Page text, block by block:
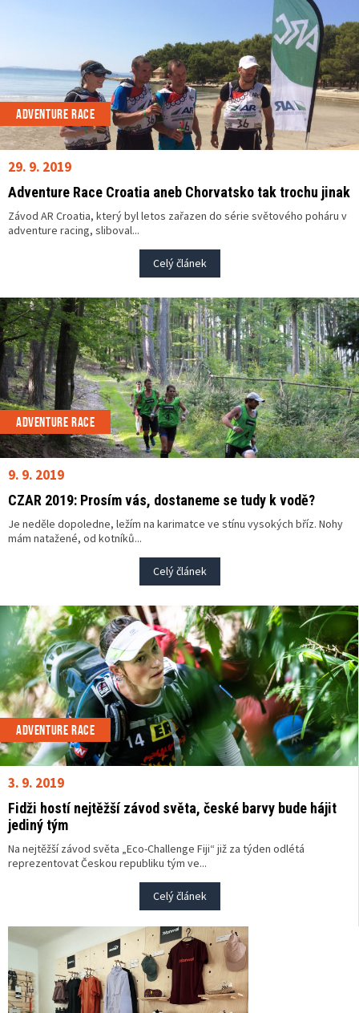
ADVENTURE RACE
29. 9. 2019
Adventure Race Croatia aneb Chorvatsko tak trochu jinak
Závod AR Croatia, který byl letos zařazen do série světového poháru v
adventure racing, sliboval...
Celý článek
ADVENTURE RACE
9. 9. 2019
CZAR 2019: Prosím vás, dostaneme se tudy k vodě?
Je neděle dopoledne, ležím na karimatce ve stínu vysokých bříz. Nohy
mám natažené, od kotníků...
Celý článek
ADVENTURE RACE
3. 9. 2019
Fidži hostí nejtěžší závod světa, české barvy bude hájit
jediný tým
Na nejtěžší závod světa „Eco-Challenge Fiji“ již za týden odlétá
reprezentovat Českou republiku tým ve...
Celý článek